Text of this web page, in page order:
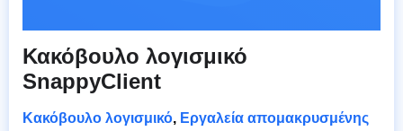
Κακόβουλο λογισμικό
SnappyClient
Κακόβουλο λογισμικό, Εργαλεία απομακρυσμένης